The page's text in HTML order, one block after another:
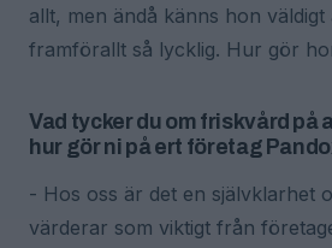
allt, men ändå känns hon väldigt
framförallt så lycklig. Hur gör
Vad tycker du om friskvård på
hur gör ni på ert företag
- Hos oss är det en självklarhet
värderar som viktigt från